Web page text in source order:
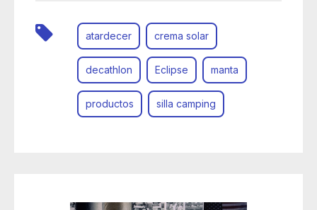
atardecer crema solar
decathlon Eclipse manta
productos silla camping